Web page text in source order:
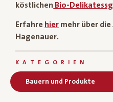
köstlichen Bio-
Erfahre hier mehr über
Hagenauer.
KATEGORIEN
Bauern und Produkte